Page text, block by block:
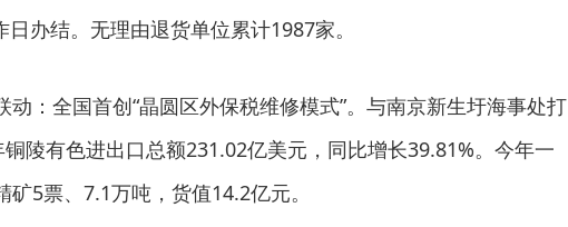
日办结。无理由退货单位累计1987家。
动：全国首创“晶圆区外保税维修模式”。与南京新生圩海事处打
铜陵有色进出口总额231.02亿美元，同比增长39.81%。今年一
5票、7.1万吨，货值14.2亿元。